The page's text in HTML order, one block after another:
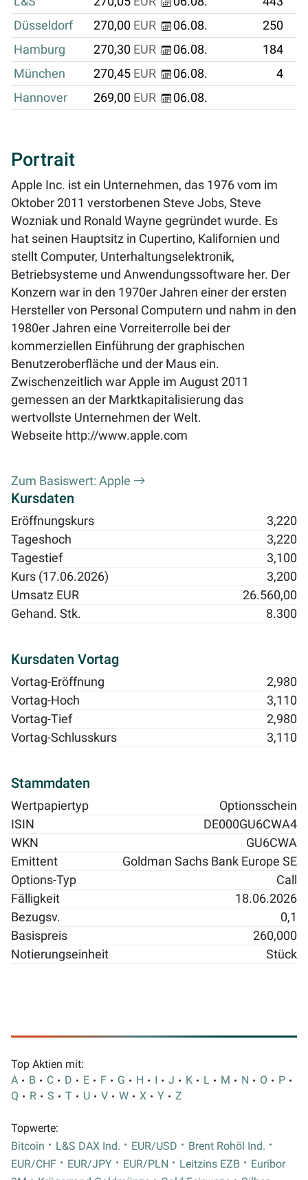
Düsseldorf
270,00 EUR 06.08. 250
Hamburg
270,30 EUR 06.08. 184
München
270,45 EUR 06.08.
4
Hannover
269,00 EUR 06.08.
Portrait
Apple Inc. ist ein Unternehmen, das 1976 vom im
Oktober 2011 verstorbenen Steve Jobs, Steve
Wozniak und Ronald Wayne gegründet wurde. Es
hat seinen Hauptsitz in Cupertino, Kalifornien und
stellt Computer, Unterhaltungselektronik,
Betriebsysteme und Anwendungssoftware her. Der
Konzern war in den 1970er Jahren einer der ersten
Hersteller von Personal Computern und nahm in den
1980er Jahren eine Vorreiterrolle bei der
kommerziellen Einführung der graphischen
Benutzeroberfläche und der Maus ein.
Zwischenzeitlich war Apple im August 2011
gemessen an der Marktkapitalisierung das
wertvollste Unternehmen der Welt.
Webseite http://www.apple.com
Zum Basiswert: Apple
Kursdaten
Eröffnungskurs
3,220
Tageshoch
3,220
Tagestief
3,100
Kurs (17.06.2026)
3,200
Umsatz EUR
26.560,00
Gehand. Stk.
8.300
Kursdaten Vortag
Vortag-Eröffnung
2,980
Vortag-Hoch
3,110
Vortag-Tief
2,980
Vortag-Schlusskurs
3,110
Stammdaten
Wertpapiertyp
Optionsschein
ISIN
DE000GU6CWA4
WKN
GU6CWA
Emittent
Goldman Sachs Bank Europe SE
Options-Typ
Call
Fälligkeit
18.06.2026
Bezugsv.
0,1
Basispreis
260,000
Notierungseinheit
Stück
Top Aktien mit:
A
B C D E F G H I J K L M N O
P
Q
R S T U V W X Y Z
Topwerte:
Bitcoin
L&S DAX Ind. EUR/USD
Brent Rohöl Ind.
EUR/CHF
EUR/JPY EUR/PLN Leitzins EZB
Euribor